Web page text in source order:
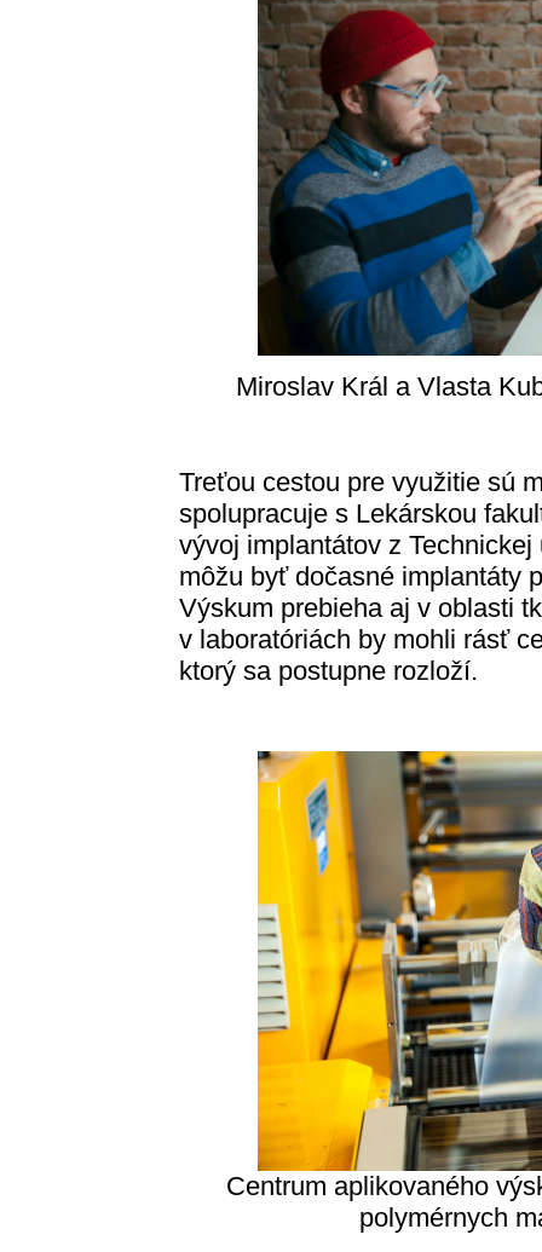
Miroslav Král a Vlasta
Treťou cestou pre využitie sú
spolupracuje s Lekárskou
vývoj implantátov z
môžu byť dočasné implantáty
Výskum prebieha aj v oblasti
v laboratóriách by mohli rásť
ktorý sa postupne rozloží.
Centrum aplikovaného
polymérnych